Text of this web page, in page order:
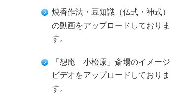
焼香作法・豆知識（仏式・神式）
の動画をアップロードしておりま
す。
「想庵 小松原」斎場のイメージ
ビデオをアップロードしておりま
す。